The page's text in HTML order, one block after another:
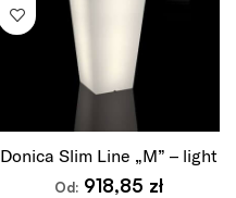
Donica Slim Line „M” – light
Od: 918,85 zł